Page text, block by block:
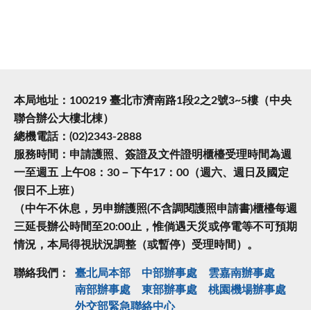
本局地址：100219 臺北市濟南路1段2之2號3~5樓（中央
聯合辦公大樓北棟）
總機電話：(02)2343-2888
服務時間：申請護照、簽證及文件證明櫃檯受理時間為週
一至週五 上午08：30－下午17：00（週六、週日及國定
假日不上班）
（中午不休息，另申辦護照(不含調閱護照申請書)櫃檯每週
三延長辦公時間至20:00止，惟倘遇天災或停電等不可預期
情況，本局得視狀況調整（或暫停）受理時間）。
聯絡我們： 臺北局本部 中部辦事處
雲嘉南辦事處
南部辦事處
東部辦事處
桃園機場辦事處
外交部緊急聯絡中⼼